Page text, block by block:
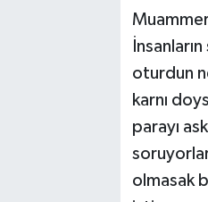
oturdun
karnı
parayı
olmasak